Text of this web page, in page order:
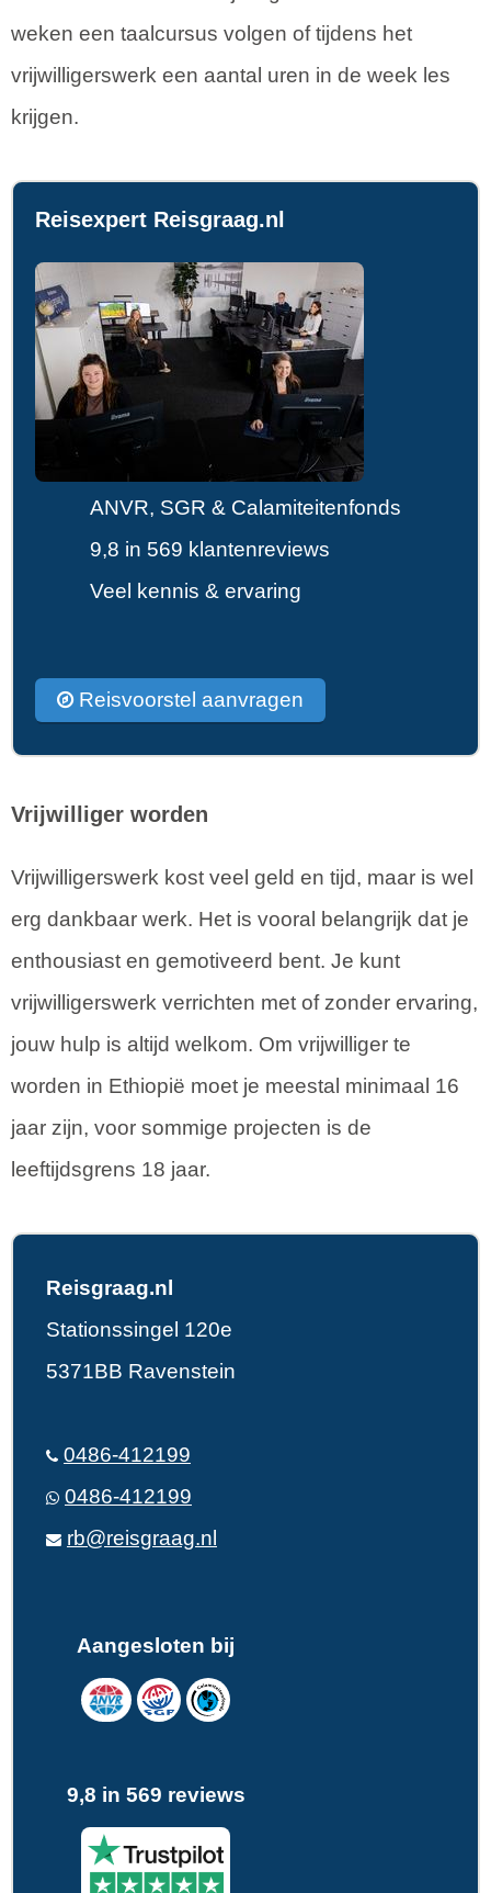
weken een taalcursus volgen of tijdens het
vrijwilligerswerk een aantal uren in de week les
krijgen.
Reisexpert Reisgraag.nl
ANVR, SGR & Calamiteitenfonds
9,8 in 569 klantenreviews
Veel kennis & ervaring
Reisvoorstel aanvragen
Vrijwilliger worden
Vrijwilligerswerk kost veel geld en tijd, maar is wel
erg dankbaar werk. Het is vooral belangrijk dat je
enthousiast en gemotiveerd bent. Je kunt
vrijwilligerswerk verrichten met of zonder ervaring,
jouw hulp is altijd welkom. Om vrijwilliger te
worden in Ethiopië moet je meestal minimaal 16
jaar zijn, voor sommige projecten is de
leeftijdsgrens 18 jaar.
Reisgraag.nl
Stationssingel 120e
5371BB Ravenstein
0486-412199
0486-412199
rb@reisgraag.nl
Aangesloten bij
9,8 in 569 reviews